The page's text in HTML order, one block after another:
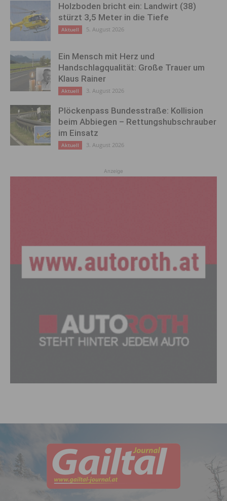
Holzboden bricht ein: Landwirt (38)
stürzt 3,5 Meter in die Tiefe
Aktuell 5. August 2026
Ein Mensch mit Herz und
Handschlagqualität: Große Trauer um
Klaus Rainer
Aktuell 3. August 2026
Plöckenpass Bundesstraße: Kollision
beim Abbiegen – Rettungshubschrauber
im Einsatz
Aktuell 3. August 2026
Anzeige